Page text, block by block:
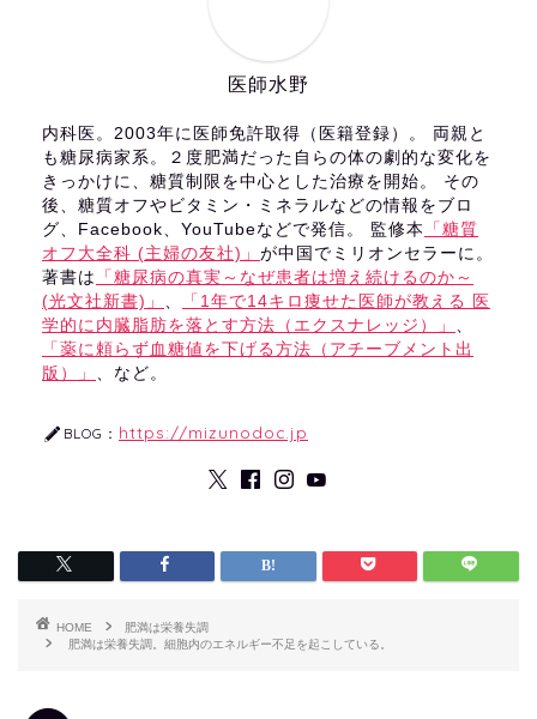
医師水野
内科医。2003年に医師免許取得（医籍登録）。 両親と
も糖尿病家系。２度肥満だった自らの体の劇的な変化を
きっかけに、糖質制限を中心とした治療を開始。 その
後、糖質オフやビタミン・ミネラルなどの情報をブロ
グ、Facebook、YouTubeなどで発信。 監修本
「糖質
オフ大全科 (主婦の友社)」 が中国でミリオンセラーに。
著書は
「糖尿病の真実～なぜ患者は増え続けるのか～
(光文社新書)」 、
「1年で14キロ痩せた医師が教える 医
学的に内臓脂肪を落とす方法（エクスナレッジ）」 、
「薬に頼らず血糖値を下げる方法（アチーブメント出
版）」 、など。
BLOG： https://mizunodoc.jp
HOME
肥満は栄養失調
肥満は栄養失調。細胞内のエネルギー不足を起こしている。